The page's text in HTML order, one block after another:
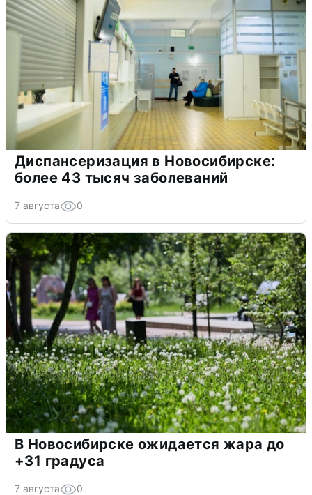
Диспансеризация в Новосибирске:
более 43 тысяч заболеваний
7 августа 0
В Новосибирске ожидается жара до
+31 градуса
7 августа 0